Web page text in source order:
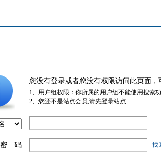
您没有登录或者您没有权限访问此页面
1、用户组权限：你所属的用户组不能使用搜索
2、您还不是站点会员,请先登录站点
密 码 找